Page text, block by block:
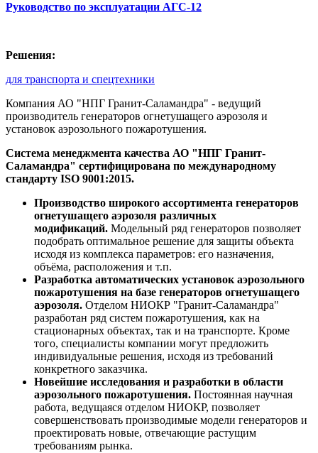
Руководство по эксплуатации АГС-12
Решения:
для транспорта и спецтехники
Компания АО "НПГ Гранит-Саламандра" - ведущий
производитель генераторов огнетушащего аэрозоля и
установок аэрозольного пожаротушения.
Система менеджмента качества АО "НПГ Гранит-
Саламандра" сертифицирована по международному
стандарту ISO 9001:2015.
Производство широкого ассортимента генераторов
огнетушащего аэрозоля различных
модификаций. Модельный ряд генераторов позволяет
подобрать оптимальное решение для защиты объекта
исходя из комплекса параметров: его назначения,
объёма, расположения и т.п.
Разработка автоматических установок аэрозольного
пожаротушения на базе генераторов огнетушащего
аэрозоля. Отделом НИОКР "Гранит-Саламандра"
разработан ряд систем пожаротушения, как на
стационарных объектах, так и на транспорте. Кроме
того, специалисты компании могут предложить
индивидуальные решения, исходя из требований
конкретного заказчика.
Новейшие исследования и разработки в области
аэрозольного пожаротушения. Постоянная научная
работа, ведущаяся отделом НИОКР, позволяет
совершенствовать производимые модели генераторов и
проектировать новые, отвечающие растущим
требованиям рынка.